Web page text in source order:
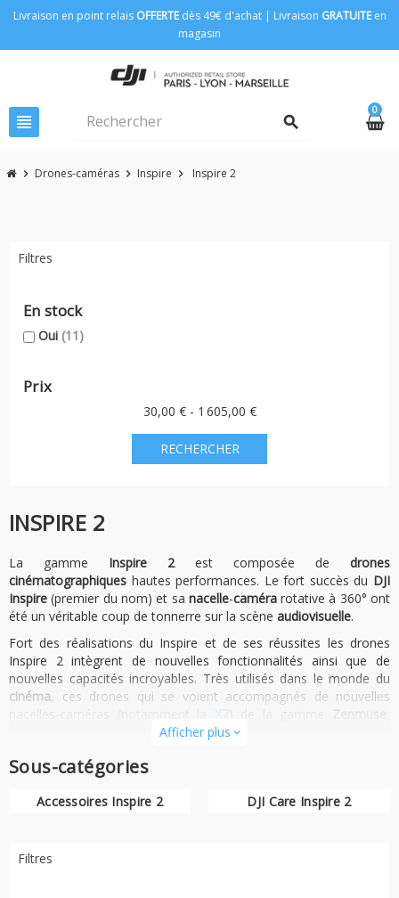
Livraison en point relais OFFERTEdès 49€ d'achat | Livraison GRATUITEen
magasin
view_headline search
0
chevron_right Drones-caméras chevron_right Inspire chevron_right Inspire 2
Filtres
En stock
Oui (11)
Prix
30,00 € - 1 605,00 €
INSPIRE 2
La gamme Inspire 2est composée de drones
cinématographiques hautes performances. Le fort succès du DJI
Inspire (premier du nom) et sa nacelle-camérarotative à 360° ont
été un véritable coup de tonnerre sur la scène audiovisuelle.
Fort des réalisations du Inspire et de ses réussites les drones
Inspire 2 intègrent de nouvelles fonctionnalités ainsi que de
nouvelles capacités incroyables. Très utilisés dans le monde du
cinéma, ces drones qui se voient accompagnés de nouvelles
vous permettront de filmer enRAW, ce qui vous garantie la pleine
Disposant de camérasFPV
un double contrôle via un système Master/Slave : une
radiocommandecontrôlera l'ensemble du dispositif et
pour effectuer des cadrages précis.
Afficher plus expand_more
Sous-catégories
Accessoires Inspire 2 DJI Care Inspire 2
Filtres